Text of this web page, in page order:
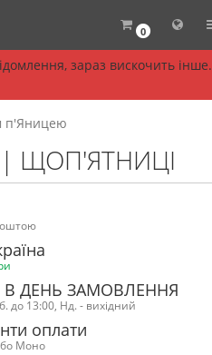
зараз вискочить інше.
0
п'Яницею
| ЩОП'ЯТНИЦІ
ДЕНЬ ЗАМОВЛЕННЯ
до 13:00, Нд. - вихідний
оплати
Моно